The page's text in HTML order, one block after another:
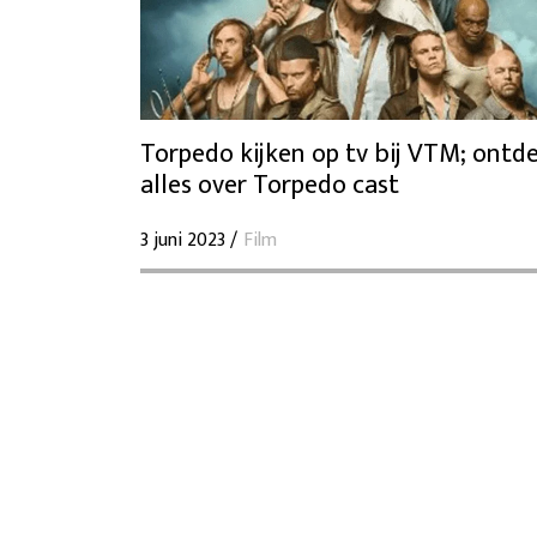
Torpedo kijken op tv bij VTM;
alles over Torpedo cast
3 juni 2023 / Film